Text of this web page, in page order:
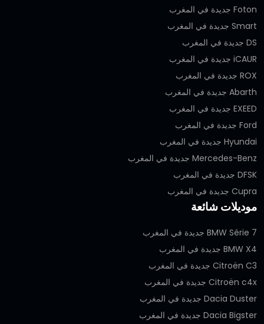
Foton جديدة في المغرب
Smart جديدة في المغرب
DS جديدة في المغرب
iCAUR جديدة في المغرب
ROX جديدة في المغرب
Abarth جديدة في المغرب
EXEED جديدة في المغرب
Ford جديدة في المغرب
Hyundai جديدة في المغرب
Mercedes-Benz جديدة في المغرب
DFSK جديدة في المغرب
Cupra جديدة في المغرب
موديلات شائعة
BMW Série 7 جديدة في المغرب
BMW X4 جديدة في المغرب
Citroën C3 جديدة في المغرب
Citroën c4x جديدة في المغرب
Dacia Duster جديدة في المغرب
Dacia Bigster جديدة في المغرب